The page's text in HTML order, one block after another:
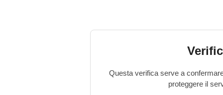
Questa verifica serve a
proteggere il